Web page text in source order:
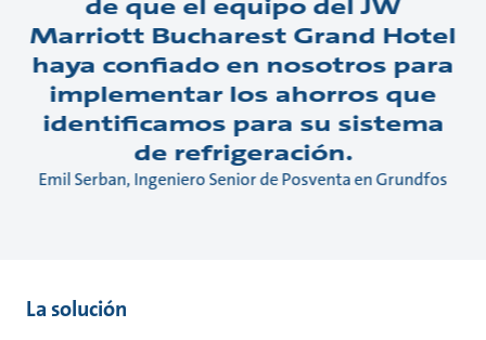
de que el equipo del JW
Marriott Bucharest Grand Hotel
haya confiado en nosotros para
implementar los ahorros que
identificamos para su sistema
de refrigeración.
Emil Serban, Ingeniero Senior de Posventa en Grundfos
La solución